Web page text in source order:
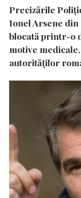
Precizările
Ionel Arsene
blocată printr-o
motive
autorităţilor